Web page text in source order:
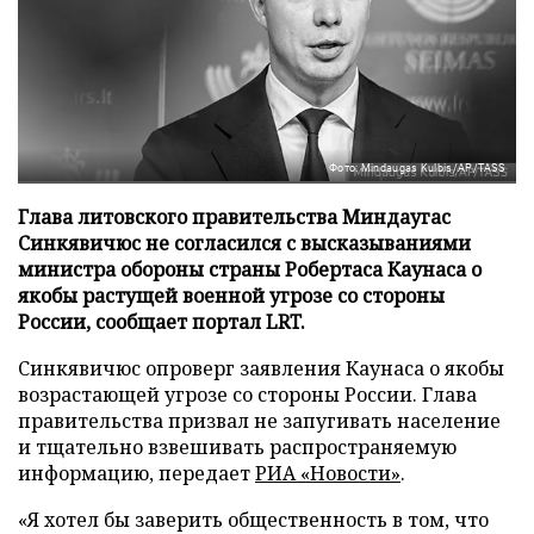
Фото: Mindaugas Kulbis/AP/TASS
Глава литовского правительства Миндаугас
Синкявичюс не согласился с высказываниями
министра обороны страны Робертаса Каунаса о
якобы растущей военной угрозе со стороны
России, сообщает портал LRT.
Синкявичюс опроверг заявления Каунаса о якобы
возрастающей угрозе со стороны России. Глава
правительства призвал не запугивать население
и тщательно взвешивать распространяемую
информацию, передаетРИА «Новости».
«Я хотел бы заверить общественность в том, что